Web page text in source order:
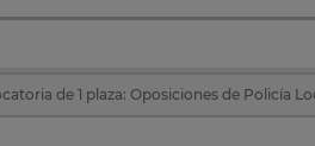
de 1 plaza: Oposiciones de Policía